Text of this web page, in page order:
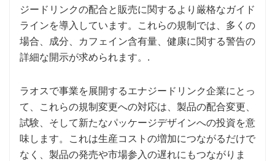
ジードリンクの配合と販売に関するより厳格なガイド
ラインを導入しています。これらの規制では、多くの
場合、成分、カフェイン含有量、健康に関する警告の
詳細な開示が求められます。.
ラオスで事業を展開するエナジードリンク企業にとっ
て、これらの規制変更への対応は、製品の配合変更、
試験、そして新たなパッケージデザインへの投資を意
味します。これは生産コストの増加につながるだけで
なく、製品の発売や市場参入の遅れにもつながりま